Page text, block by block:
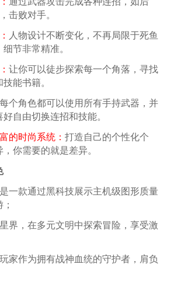
击败对手。
人物设计不断变化，不再局限于死鱼
节非常精准。
让你可以徒步探索每一个角落，寻找
能书籍。
每个角色都可以使用所有手持武器，并
自由切换连招和技能。
的时尚系统： 打造自己的个性化个
你需要的就是差异。
一款通过黑科技展示主机级图形质量
界，在多元文明中探索冒险，享受激
家作为拥有战神血统的守护者，肩负